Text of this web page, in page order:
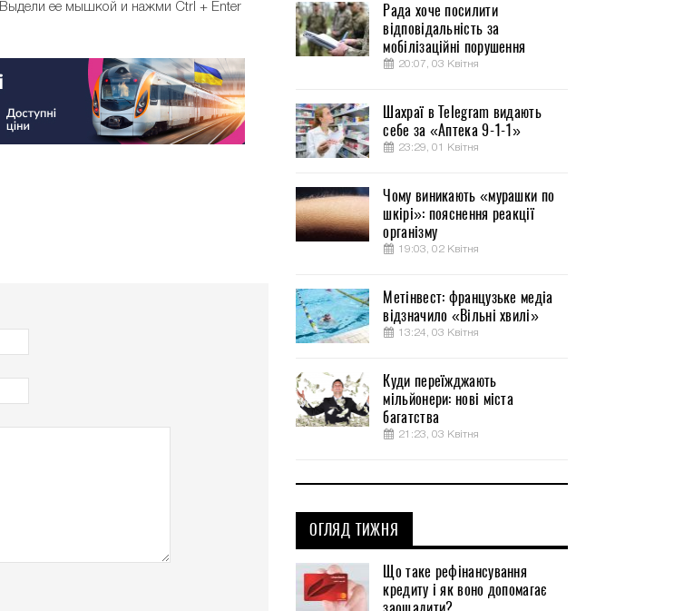
Выдели ее мышкой и нажми Ctrl + Enter
Рада хоче посилити
відповідальність за
мобілізаційні порушення
20:07, 03 Квітня
Шахраї в Telegram видають
себе за «Аптека 9-1-1»
23:29, 01 Квітня
Чому виникають «мурашки по
шкірі»: пояснення реакції
організму
19:03, 02 Квітня
Метінвест: французьке медіа
відзначило «Вільні хвилі»
13:24, 03 Квітня
Куди переїжджають
мільйонери: нові міста
багатства
21:23, 03 Квітня
ОГЛЯД ТИЖНЯ
Що таке рефінансування
кредиту і як воно допомагає